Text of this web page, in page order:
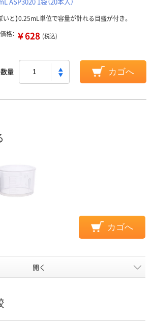
いと】0.25mL単位で容量が計れる目盛が付き。
格： ￥628 (税込)
数量 カゴへ
カゴへ
開く